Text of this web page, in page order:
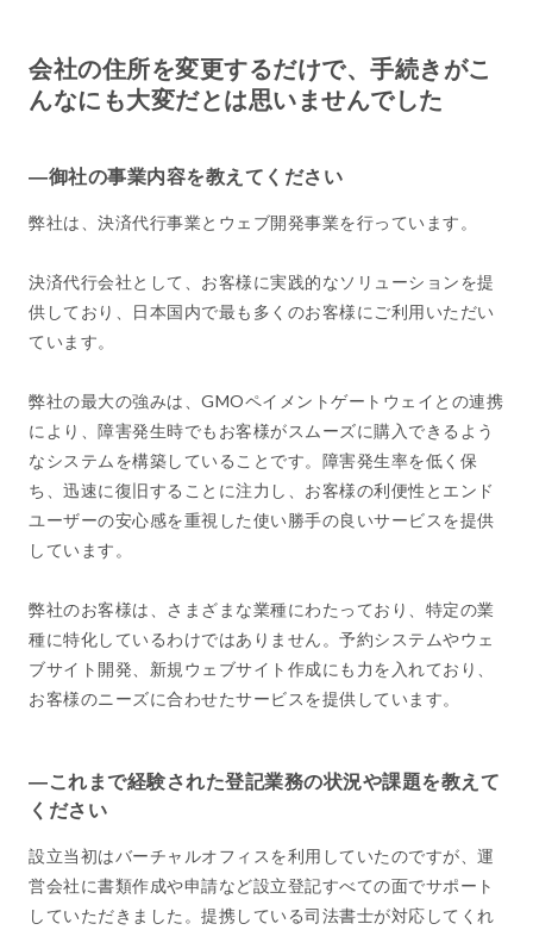
会社の住所を変更するだけで、手続きがこ
んなにも大変だとは思いませんでした
―御社の事業内容を教えてください
弊社は、決済代行事業とウェブ開発事業を行っています。
決済代行会社として、お客様に実践的なソリューションを提
供しており、日本国内で最も多くのお客様にご利用いただい
ています。
弊社の最大の強みは、GMOペイメントゲートウェイとの連携
により、障害発生時でもお客様がスムーズに購入できるよう
なシステムを構築していることです。障害発生率を低く保
ち、迅速に復旧することに注力し、お客様の利便性とエンド
ユーザーの安心感を重視した使い勝手の良いサービスを提供
しています。
弊社のお客様は、さまざまな業種にわたっており、特定の業
種に特化しているわけではありません。予約システムやウェ
ブサイト開発、新規ウェブサイト作成にも力を入れており、
お客様のニーズに合わせたサービスを提供しています。
―これまで経験された登記業務の状況や課題を教えて
ください
設立当初はバーチャルオフィスを利用していたのですが、運
営会社に書類作成や申請など設立登記すべての面でサポート
していただきました。提携している司法書士が対応してくれ